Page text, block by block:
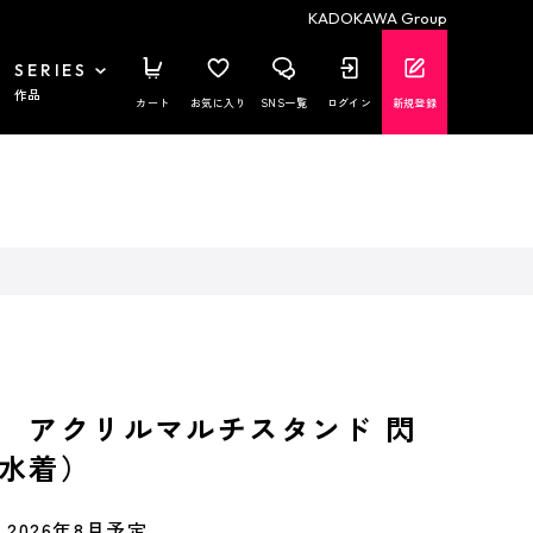
KADOKAWA Group
SERIES
作品 カート お気に入り SNS一覧 ログイン 新規登録
アクリルマルチスタンド 閃
着）